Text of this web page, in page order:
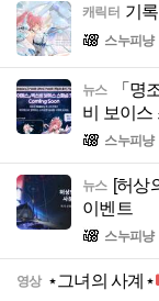
캐릭터 기
스누피냥
뉴스
「명
비 보이스
스누피냥
뉴스 [허상
이벤트
스누피냥
영상 ⋆그녀의 사계⋆